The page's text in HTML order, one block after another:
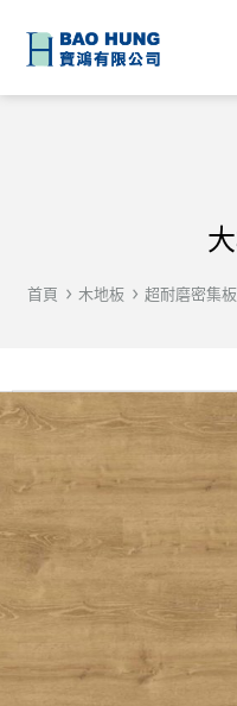
首頁 木地板 超耐磨密集板